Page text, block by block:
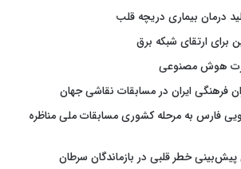
درمان بیماری دریچه قلب
برای ارتقای شبکه برق
هوش مصنوعی
فرهنگی ایران در مسابقات نقاشی جهان
دانشجویی فارس به مرحله کشوری مسابقات ملی مناظره
خطر قلبی در بازماندگان سرطان